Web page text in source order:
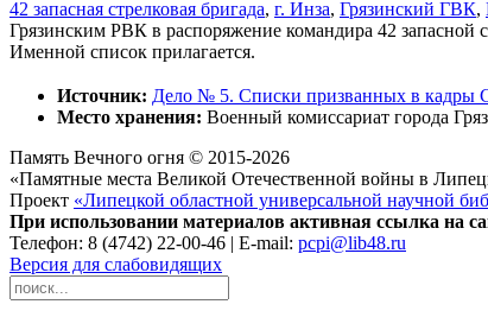
42 запасная стрелковая бригада, г. Инза, Грязинский ГВК,
Грязинским РВК в распоряжение командира 42 запасной
Именной список прилагается.
Источник: Дело № 5. Списки призванных в кадры
Место хранения: Военный комиссариат города
Память Вечного огня © 2015-2026
«Памятные места Великой Отечественной войны в
Проект «Липецкой областной универсальной научной
При использовании материалов активная ссылка на
Телефон: 8 (4742) 22-00-46 | E-mail: pcpi@lib48.ru
Версия для слабовидящих